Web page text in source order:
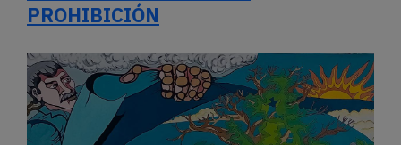
PROHIBICIÓN